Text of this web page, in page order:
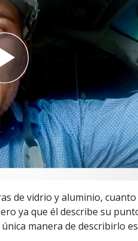
de vidrio y aluminio,
ya que él describe su
manera de describirlo es